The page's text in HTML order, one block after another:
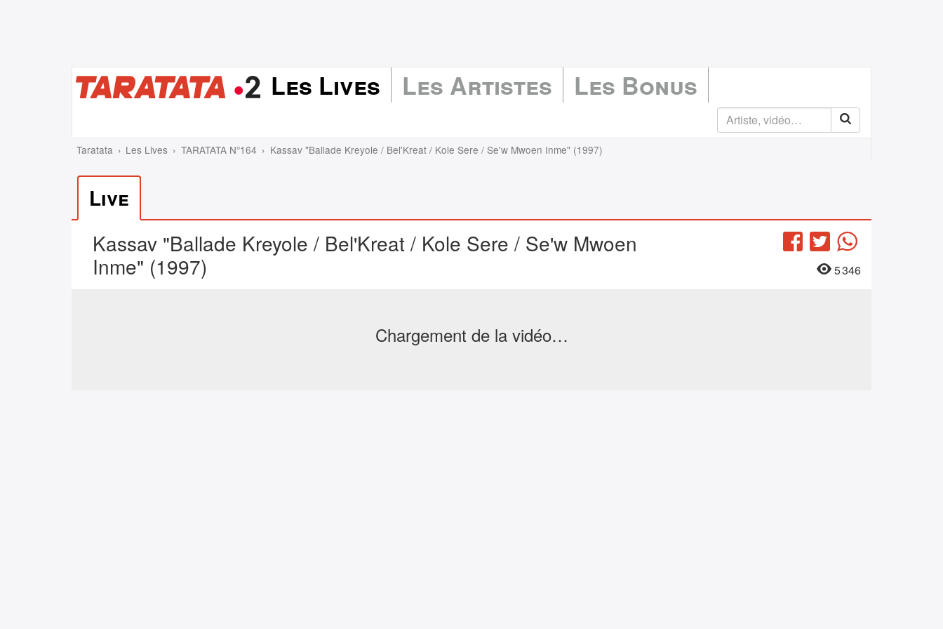
Les Lives Les Artistes Les Bonus
Taratata Les Lives TARATATA N°164 Kassav "Ballade Kreyole / Bel'Kreat / Kole Sere / Se'w Mwoen Inme" (1997)
Live
Kassav "Ballade Kreyole / Bel'Kreat / Kole Sere / Se'w Mwoen
Inme" (1997)
Facebook
TwitterWhatsApp
5 346
Chargement de la vidéo…